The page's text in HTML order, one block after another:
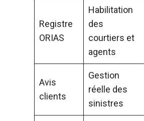
Registre
ORIAS
Habilitation
des
courtiers et
agents
Avis
clients
Gestion
réelle des
sinistres